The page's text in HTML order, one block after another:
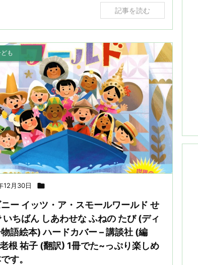
記事を読む
12月30日 
も
ー イッツ・ア・スモールワールド せ
いちばん しあわせな ふねの たび (ディ
語絵本) ハードカバー – 講談社 (編
根 祐子 (翻訳) 1冊でた~っぷり楽しめ
す。